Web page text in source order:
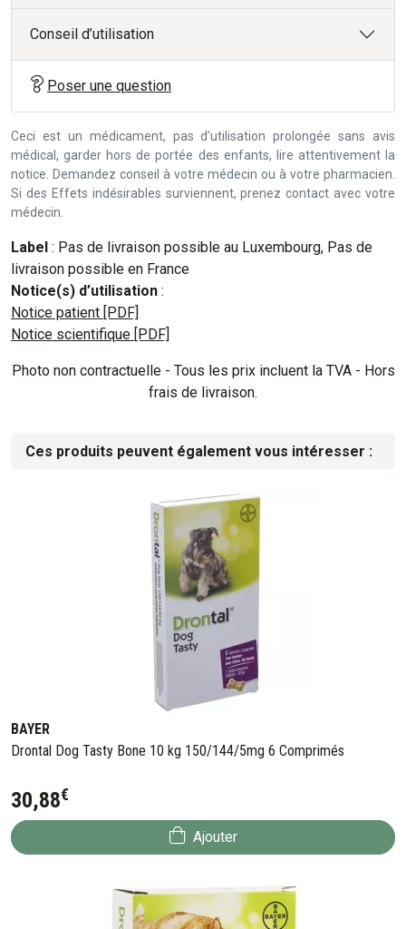
Conseil d’utilisation
Poser une question
Ceci est un médicament, pas d’utilisation prolongée sans avis
médical, garder hors de portée des enfants, lire attentivement la
notice. Demandez conseil à votre médecin ou à votre pharmacien.
Si des Effets indésirables surviennent, prenez contact avec votre
médecin.
Label : Pas de livraison possible au Luxembourg, Pas de
livraison possible en France
Notice(s) d’utilisation :
Notice patient [PDF]
Notice scientifique [PDF]
Photo non contractuelle - Tous les prix incluent la TVA - Hors
frais de livraison.
Ces produits peuvent également vous intéresser :
BAYER
Drontal Dog Tasty Bone 10 kg 150/144/5mg 6 Comprimés
30,88€
Ajouter